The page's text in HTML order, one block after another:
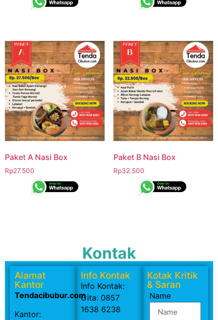
Paket A Nasi Box
Rp27.500
Paket B Nasi Box
Rp32.500
Kontak
Alamat
Kantor
Tendacibubur.com
Kantor:
Info Kontak
Info Kontak:
Gita: 0857
1638 6238
Kotak Kritik
& Saran
Name